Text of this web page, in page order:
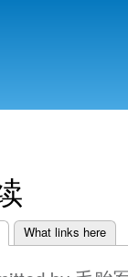
tabs
(active tab)
What links here